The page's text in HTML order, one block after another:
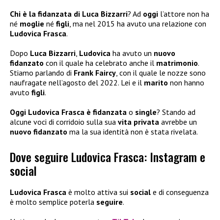
Chi è la fidanzata di Luca Bizzarri? Ad oggi l’attore non ha
né moglie né figli, ma nel 2015 ha avuto una relazione con
Ludovica Frasca.
Dopo Luca Bizzarri, Ludovica ha avuto un nuovo
fidanzato con il quale ha celebrato anche il matrimonio.
Stiamo parlando di Frank Faircy, con il quale le nozze sono
naufragate nell’agosto del 2022. Lei e il marito non hanno
avuto figli.
Oggi Ludovica Frasca è fidanzata o single? Stando ad
alcune voci di corridoio sulla sua vita privata avrebbe un
nuovo fidanzato ma la sua identità non è stata rivelata.
Dove seguire Ludovica Frasca: Instagram e
social
Ludovica Frasca è molto attiva sui social e di conseguenza
è molto semplice poterla seguire.